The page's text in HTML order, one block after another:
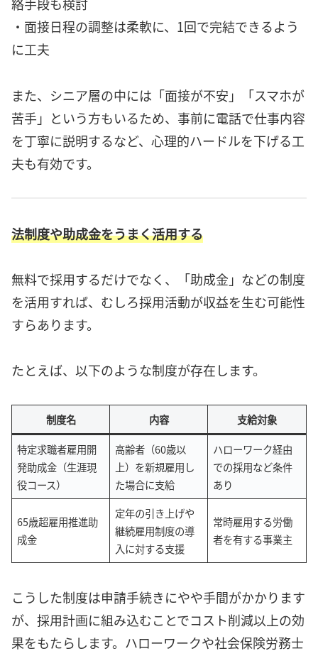
絡手段も検討
・面接日程の調整は柔軟に、1回で完結できるよう
に工夫
また、シニア層の中には「面接が不安」「スマホが
苦手」という方もいるため、事前に電話で仕事内容
を丁寧に説明するなど、心理的ハードルを下げる工
夫も有効です。
法制度や助成金をうまく活用する
無料で採用するだけでなく、「助成金」などの制度
を活用すれば、むしろ採用活動が収益を生む可能性
すらあります。
たとえば、以下のような制度が存在します。
制度名 内容
支給対象
特定求職者雇用開
発助成金（生涯現
役コース）
高齢者（60歳以
上）を新規雇用し
た場合に支給
ハローワーク経由
での採用など条件
あり
65歳超雇用推進助
成金
定年の引き上げや
継続雇用制度の導
入に対する支援
常時雇用する労働
者を有する事業主
こうした制度は申請手続きにやや手間がかかります
が、採用計画に組み込むことでコスト削減以上の効
果をもたらします。ハローワークや社会保険労務士